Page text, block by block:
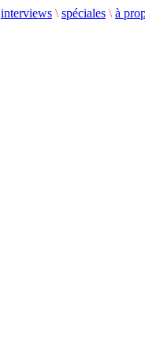
interviews \ spéciales \ à